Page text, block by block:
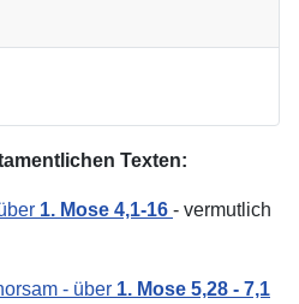
Texten:
1. Mose 4,1-16 - vermutlich
- über 1. Mose 5,28 - 7,1